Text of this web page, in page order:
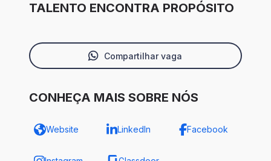
TALENTO ENCONTRA PROPÓSITO
Compartilhar vaga
CONHEÇA MAIS SOBRE NÓS
Website LinkedIn Facebook